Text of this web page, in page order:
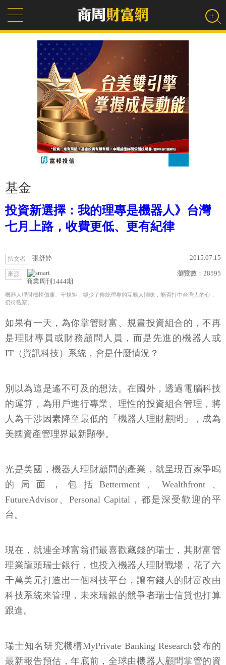
基金
投資新選擇：我的理專是機器人》台灣
七月上路，收費更低、更有紀律
撰文者 張舒婷 2015.07.15
來源
商業周刊1444期
瀏覽數： 28595
機器人理財標榜價廉、守規矩，卻少了傳統理專的互動人情味，能否打中台灣人的心，
仍待觀察。
如果有一天，為你掌管財富、規畫投資組合的，不再
是理財專員或財務顧問人員，而是先進的機器人或
IT（資訊科技）系統，會是什麼情況？
別以為這是遙不可及的想法。在國外，透過電腦科技
的運算，為用戶進行專業、理性的投資組合管理，將
人為干涉因素降至最低的「機器人理財顧問」，成為
美國資產管理界最新顯學。
光是美國，機器人理財顧問的產業，就呈現百家爭鳴
的局面，包括Betterment、Wealthfront、
FutureAdvisor、Personal Capital，都是深受歡迎的平
台。
現在，就連全球富翁們最喜歡藏錢的瑞士，其財富管
理業龍頭瑞士銀行，也投入機器人理財戰場，花了六
千萬美元打造出一個科技平台，讓有錢人的財富改由
科技系統來管理，未來瑞銀的競爭者瑞士信貸也打算
跟進。
瑞士知名研究機構MyPrivate Banking Research發布的
最新報告預估，年底前，全球由機器人顧問掌管的資